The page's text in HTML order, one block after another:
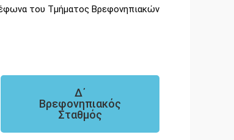
του Τμήματος Βρεφονηπιακών
Δ΄
Βρεφονηπιακός
Σταθμός